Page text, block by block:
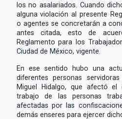
los no asalariados. Cuando
alguna violación al presente
o agentes se concretarán a
antes citada, esto de
Reglamento para los
Ciudad de México, vigente.
En ese sentido hubo una
diferentes personas
Miguel Hidalgo, que afectó el
trabajo de las personas
afectadas por las
demás enseres para ejercer